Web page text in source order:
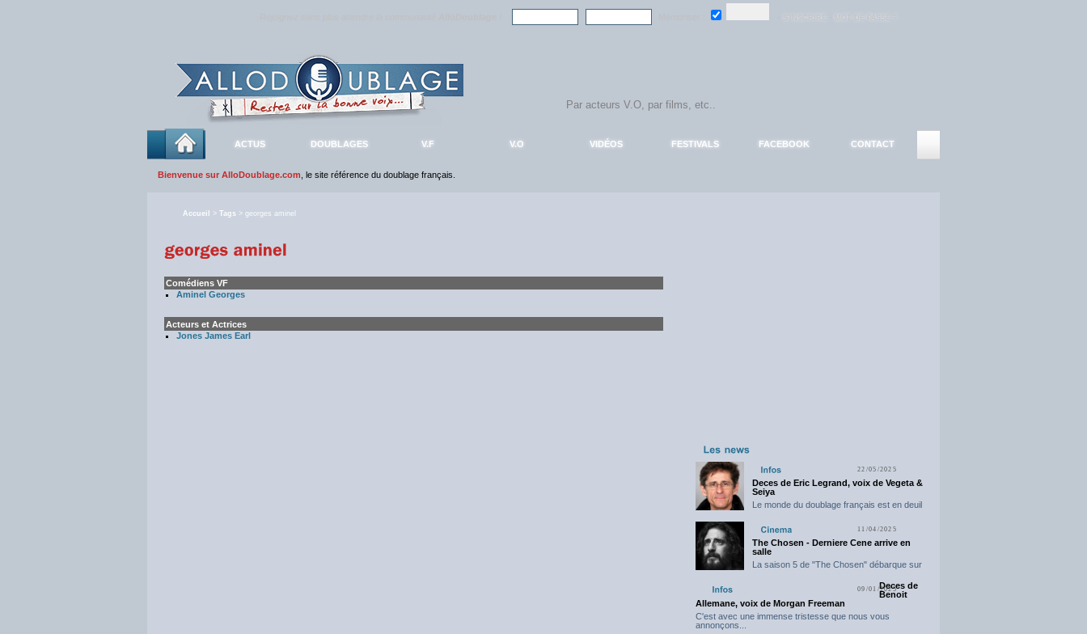
ACTUS DOUBLAGES V.F V.O VIDÉOS FESTIVALS FACEBOOK CONTACT
Bienvenue sur AlloDoublage.com , le site référence du doublage français.
Accueil > Tags > georges aminel
Comédiens VF
Aminel Georges
Acteurs et Actrices
Jones James Earl
22/05/2025
Deces de Eric Legrand, voix de Vegeta &
Seiya
Le monde du doublage français est en deuil
11/04/2025
The Chosen - Derniere Cene arrive en
salle
La saison 5 de "The Chosen" débarque sur
09/01/2025Deces de
Benoit
Allemane, voix de Morgan Freeman
C'est avec une immense tristesse que nous vous
annonçons...